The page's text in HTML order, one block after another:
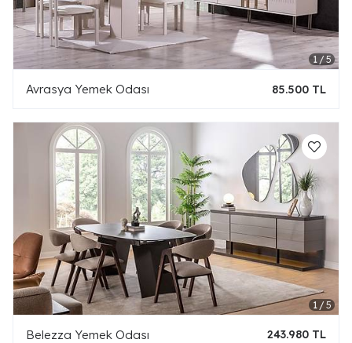
Avrasya Yemek Odası 85.500 TL
Belezza Yemek Odası 243.980 TL